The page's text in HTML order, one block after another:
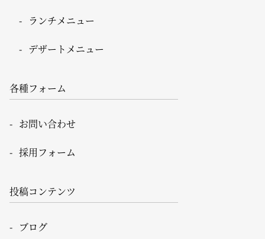
ランチメニュー
デザートメニュー
各種フォーム
お問い合わせ
採用フォーム
投稿コンテンツ
ブログ